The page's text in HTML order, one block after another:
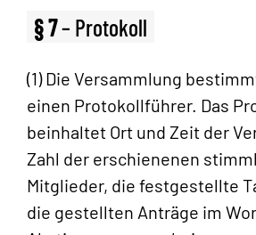
§ 7– Protokoll
(1) Die Versammlung
einen Protokollführer. Das
beinhaltet Ort und Zeit der
Zahl der erschienenen
Mitglieder, die festgestellte
die gestellten Anträge im